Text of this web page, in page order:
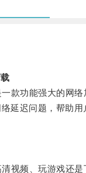
功能强大的网络
延迟问题，帮助用
频、玩游戏还是